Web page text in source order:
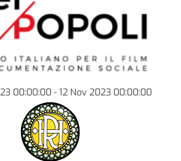
00:00:00 - 12 Nov 2023 00:00:00